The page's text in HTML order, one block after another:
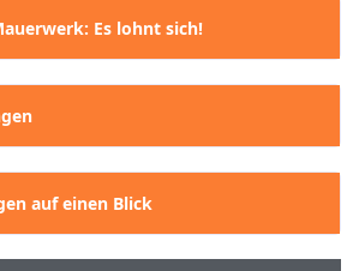
Es lohnt sich!
auf einen Blick